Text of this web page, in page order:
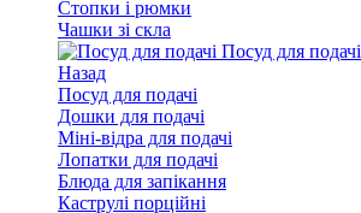
Стопки і рюмки
Чашки зі скла
Посуд для подачі
Назад
Посуд для подачі
Дошки для подачі
Міні-відра для подачі
Лопатки для подачі
Блюда для запікання
Каструлі порційні